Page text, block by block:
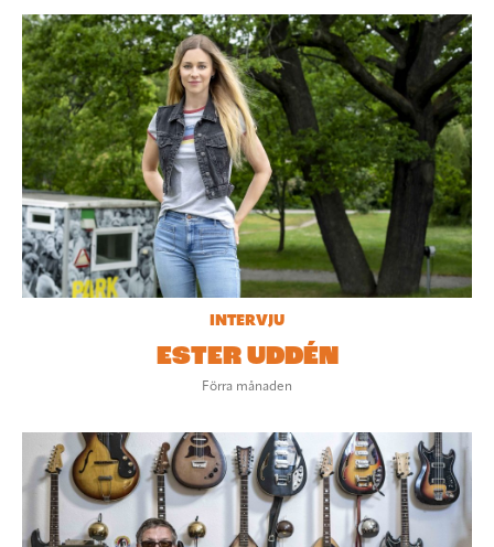
INTERVJU
ESTER UDDÉN
Förra månaden